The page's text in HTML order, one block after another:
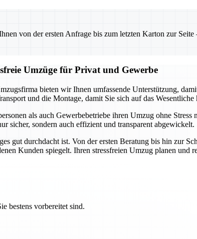
von der ersten Anfrage bis zum letzten Karton zur
Umzüge für Privat und Gewerbe
bieten wir Ihnen umfassende Unterstützung,
und die Montage, damit Sie sich auf das Wesentliche
als auch Gewerbebetriebe ihren Umzug ohne
sicher, sondern auch effizient und transparent abgewickelt.
gut durchdacht ist. Von der ersten Beratung bis hin zur
Kunden spiegelt. Ihren stressfreien Umzug planen und
bestens vorbereitet sind.